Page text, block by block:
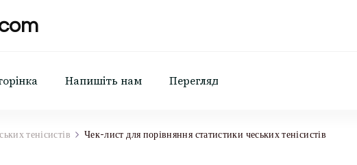
Напишіть нам Перегляд
тенісистів Чек-лист для порівняння статистики чеських тенісистів